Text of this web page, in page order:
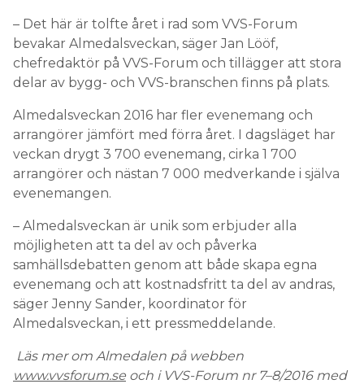
– Det här är tolfte året i rad som VVS-Forum
bevakar Almedalsveckan, säger Jan Lööf,
chefredaktör på VVS-Forum och tillägger att stora
delar av bygg- och VVS-branschen finns på plats.
Almedalsveckan 2016 har fler evenemang och
arrangörer jämfört med förra året. I dagsläget har
veckan drygt 3 700 evenemang, cirka 1 700
arrangörer och nästan 7 000 medverkande i själva
evenemangen.
– Almedalsveckan är unik som erbjuder alla
möjligheten att ta del av och påverka
samhällsdebatten genom att både skapa egna
evenemang och att kostnadsfritt ta del av andras,
säger Jenny Sander, koordinator för
Almedalsveckan, i ett pressmeddelande.
Läs mer om Almedalen på webben
www.vvsforum.se och i VVS-Forum nr 7–8/2016 med